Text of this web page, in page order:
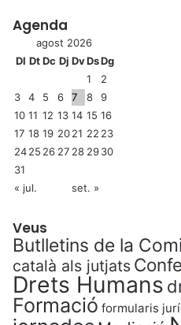
Agenda
agost 2026
Dl DtDc Dj DvDsDg
1
2
3
4 5 6 7 8
9
10 11 12 13 14 15 16
17 18 19 2021 22 23
2425 26 27 28 2930
31
« jul.
set. »
Veus
Butlletins de la
català als jutjats
Drets Humans
Formació formularis